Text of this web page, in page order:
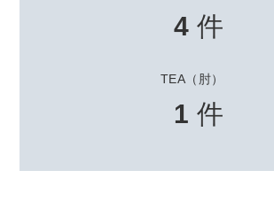
4 件
TEA（肘）
1 件